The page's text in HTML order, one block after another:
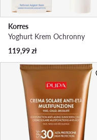
Korres
Yoghurt Krem Ochronny
119,99zł